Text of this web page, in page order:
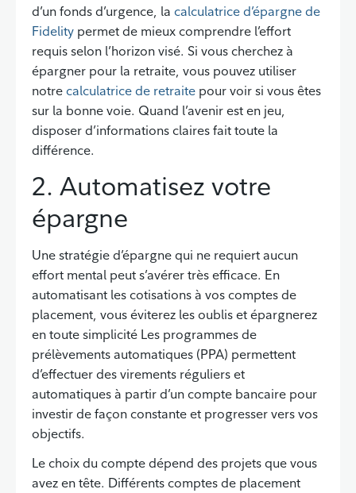
d’un fonds d’urgence, la calculatrice d’épargne de
Fidelity permet de mieux comprendre l’effort
requis selon l’horizon visé. Si vous cherchez à
épargner pour la retraite, vous pouvez utiliser
notre calculatrice de retraite pour voir si vous êtes
sur la bonne voie. Quand l’avenir est en jeu,
disposer d’informations claires fait toute la
différence.
2. Automatisez votre
épargne
Une stratégie d’épargne qui ne requiert aucun
effort mental peut s’avérer très efficace. En
automatisant les cotisations à vos comptes de
placement, vous éviterez les oublis et épargnerez
en toute simplicité Les programmes de
prélèvements automatiques (PPA) permettent
d’effectuer des virements réguliers et
automatiques à partir d’un compte bancaire pour
investir de façon constante et progresser vers vos
objectifs.
Le choix du compte dépend des projets que vous
avez en tête. Différents comptes de placement